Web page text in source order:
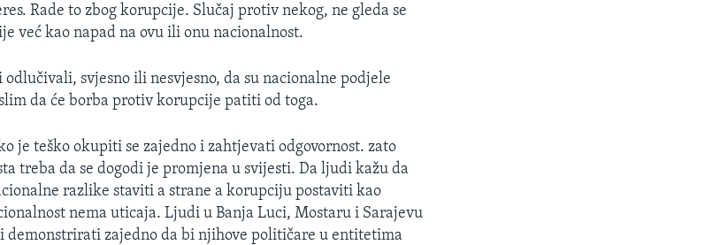
Rade to zbog korupcije. Slučaj protiv nekog, ne gleda se
već kao napad na ovu ili onu nacionalnost.
svjesno ili nesvjesno, da su nacionalne podjele
da će borba protiv korupcije patiti od toga.
je teško okupiti se zajedno i zahtjevati odgovornost. zato
treba da se dogodi je promjena u svijesti. Da ljudi kažu da
razlike staviti a strane a korupciju postaviti kao
nema uticaja. Ljudi u Banja Luci, Mostaru i Sarajevu
demonstrirati zajedno da bi njihove političare u entitetima